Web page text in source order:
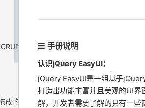
应用
放的购物车
手册说明
认识jQuery EasyUI：
jQuery EasyUI是一组基于
打造出功能丰富并且美观的UI
解，开发者需要了解的只有一些